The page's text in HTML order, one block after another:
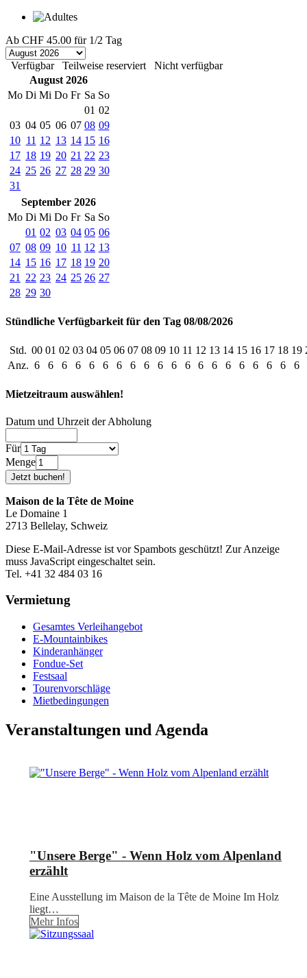
Ab CHF 45.00 für 1/2 Tag
Verfügbar Teilweise reserviert
Nicht verfügbar
August 2026
Mo Di Mi Do Fr Sa So
01 02
03 04 05 06 07 08 09
10 11 12 13 14 15 16
17 18 19 20 21 22 23
24 25 26 27 28 29 30
31
September 2026
Mo Di Mi Do Fr Sa So
01 02 03 04 05 06
07 08 09 10 11 12 13
14 15 16 17 18 19 20
21
22 23 24 25 26 27
28 29 30
Stündliche Verfügbarkeit für den Tag 08/08/2026
Std. 00 01 02 03 04 05 06 07 08 09 10 11 12 13 14 15 16 17 18 19
Anz. 6 6 6 6 6 6 6 6 6 6 6 6 6 6 6 6 6 6 6 6
Mietzeitraum auswählen!
Datum und Uhrzeit der Abholung
Für
Menge
Maison de la Tête de Moine
Le Domaine 1
2713 Bellelay, Schweiz
Diese E-Mail-Adresse ist vor Spambots geschützt! Zur Anzeige
muss JavaScript eingeschaltet sein.
Tel. +41 32 484 03 16
Vermietung
Gesamtes Verleihangebot
E-Mountainbikes
Kinderanhänger
Fondue-Set
Festsaal
Tourenvorschläge
Mietbedingungen
Veranstaltungen und Agenda
"Unsere Berge" - Wenn Holz vom Alpenland
erzählt
Eine Ausstellung im Maison de la Tête de Moine Im Holz
liegt…
Mehr Infos